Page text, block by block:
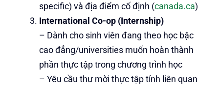
specific) và địa điểm cố định (canada.ca)
International Co-op (Internship)
– Dành cho sinh viên đang theo học bậc
cao đẳng/universities muốn hoàn thành
phần thực tập trong chương trình học
– Yêu cầu thư mời thực tập tính liên quan